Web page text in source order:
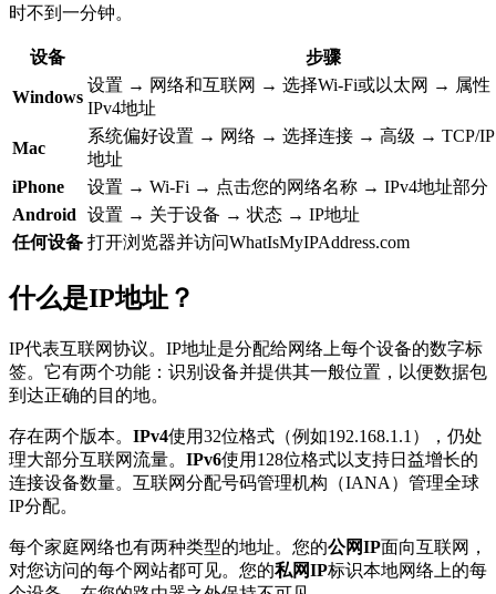
时不到一分钟。
设备 步骤
Windows
设置 → 网络和互联网 → 选择Wi-Fi或以太网 → 属
IPv4地址
Mac
系统偏好设置 → 网络 → 选择连接 → 高级 → TCP/
地址
iPhone
设置 → Wi-Fi → 点击您的网络名称 → IPv4地址部分
Android
设置 → 关于设备 → 状态 → IP地址
任何设备 打开浏览器并访问WhatIsMyIPAddress.com
什么是IP地址？
IP代表互联网协议。IP地址是分配给网络上每个设备的数字标
签。它有两个功能：识别设备并提供其一般位置，以便数据包
到达正确的目的地。
存在两个版本。 IPv4使用32位格式（例如192.168.1.1），仍处
理大部分互联网流量。 IPv6使用128位格式以支持日益增长的
连接设备数量。互联网分配号码管理机构（IANA）管理全球
IP分配。
每个家庭网络也有两种类型的地址。您的公网IP面向互联网，
对您访问的每个网站都可见。您的私网IP标识本地网络上的每